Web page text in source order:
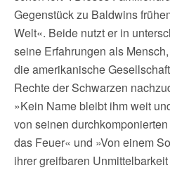
Gegenstück zu Baldwins
Welt«. Beide nutzt er in
seine Erfahrungen als
die amerikanische
Rechte der Schwarzen
»Kein Name bleibt ihm weit
von seinen
das Feuer« und »Von einem
ihrer greifbaren